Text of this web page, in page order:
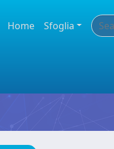
Home Sfoglia